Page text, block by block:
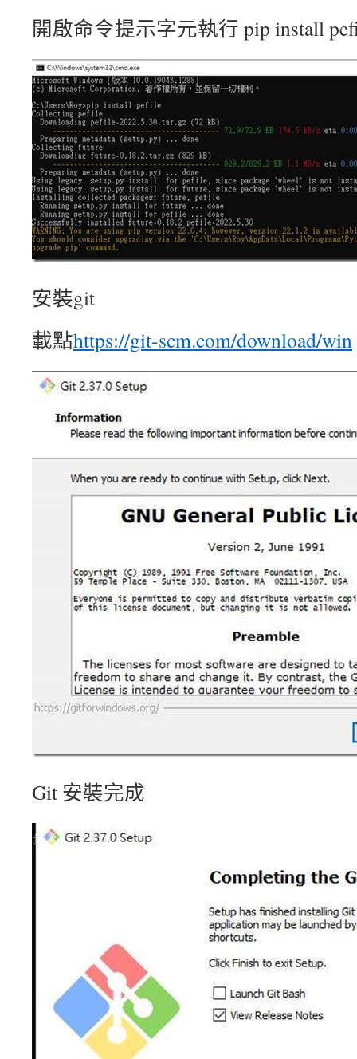
開啟命令提示字元執行 pip install
安裝git
載點https://git-scm.com/download/win
Git 安裝完成